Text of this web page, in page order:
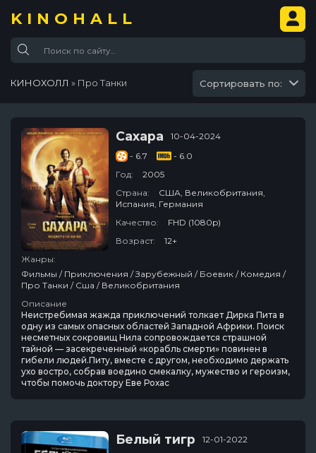
KINOHALL
КИНОХОЛЛ » Про Танки Сортировать по:
Сахара
10-04-2024
- 6.7
- 6.0
Год:
2005
Страна:
США, Великобритания,
Испания, Германия
Качество:
FHD (1080p)
Возраст:
12+
Жанры:
Фильмы / Приключения / Зарубежный / Боевик / Комедия /
Про Танки / Сша / Великобритания
Описание
Неистребимая жажда приключений толкает Дирка Пита в
одну из самых опасных областей Западной Африки. Поиск
несметных сокровищ Нила сопровождается страшной
тайной — засекреченный «корабль смерти» повинен в
гибели людей.Питу, вместе с другом, необходимо держать
ухо востро, собрав воедино смекалку, мужество и героизм,
чтобы помочь доктору Еве Рохас
Белый тигр
12-01-2022